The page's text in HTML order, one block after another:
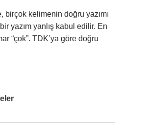
birçok kelimenin doğru yazımı
bir yazım yanlış kabul edilir. En
“çok”. TDK’ya göre doğru